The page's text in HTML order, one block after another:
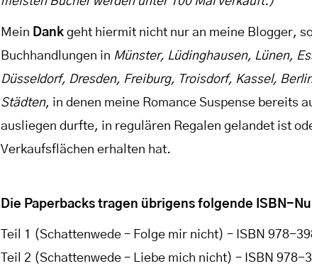
Mein Dank geht hiermit nicht nur an meine Blogger,
Buchhandlungen in Münster, Lüdinghausen, Lünen,
Düsseldorf, Dresden, Freiburg, Troisdorf, Kassel,
Städten, in denen meine Romance Suspense bereits
ausliegen durfte, in regulären Regalen gelandet ist
Verkaufsflächen erhalten hat.
Die Paperbacks tragen übrigens folgende ISBN-
Teil 1 (Schattenwede – Folge mir nicht) – ISBN 978-
Teil 2 (Schattenwede – Liebe mich nicht) – ISBN 978-